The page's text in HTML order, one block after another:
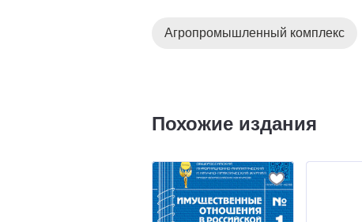
Агропромышленный комплекс
Похожие издания